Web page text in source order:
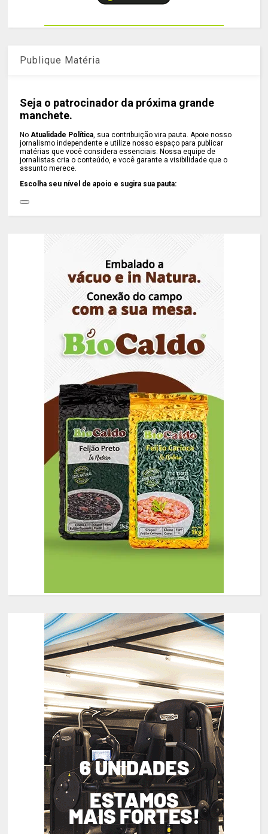
Publique Matéria
Seja o patrocinador da próxima grande
manchete.
NoAtualidade Política, sua contribuição vira pauta. Apoie nosso
jornalismo independente e utilize nosso espaço para publicar
matérias que você considera essenciais. Nossa equipe de
jornalistas cria o conteúdo, e você garante a visibilidade que o
assunto merece.
Escolha seu nível de apoio e sugira sua pauta: